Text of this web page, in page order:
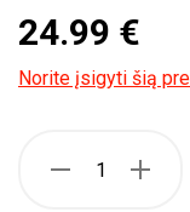
24.99 €
Norite įsigyti šią